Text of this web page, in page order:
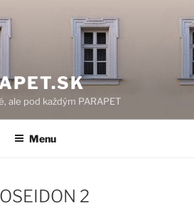
ale pod každým PARAPET
Menu
2